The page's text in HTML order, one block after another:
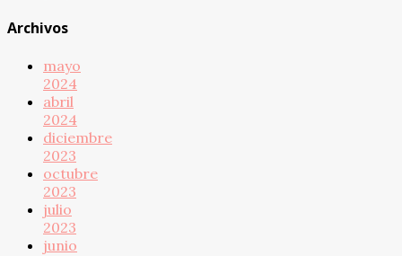
Archivos
mayo
2024
abril
2024
diciembre
2023
octubre
2023
julio
2023
junio